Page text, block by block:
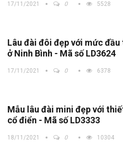
17/11/2021 0 5528
Lâu đài đôi đẹp với mức
ở Ninh Bình - Mã số LD3624
17/11/2021 0 6378
Mẫu lâu đài mini đẹp với
cổ điển - Mã số LD3333
18/11/2021 0 10304